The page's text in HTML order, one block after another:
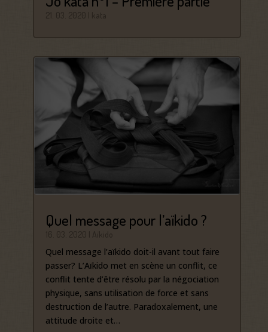
Quel message pour l’aïkido ?
Quel message l’aïkido doit-il avant tout faire
passer? L’Aïkido met en scène un conflit, ce
conflit tente d’être résolu par la négociation
physique, sans utilisation de force et sans
destruction de l’autre. Paradoxalement, une
attitude droite et…